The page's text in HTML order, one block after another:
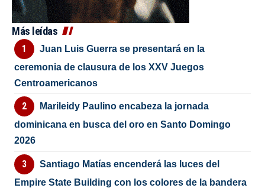
Más leídas
Juan Luis Guerra se presentará en la
ceremonia de clausura de los XXV Juegos
Centroamericanos
Marileidy Paulino encabeza la jornada
dominicana en busca del oro en Santo Domingo
2026
Santiago Matías encenderá las luces del
Empire State Building con los colores de la bandera